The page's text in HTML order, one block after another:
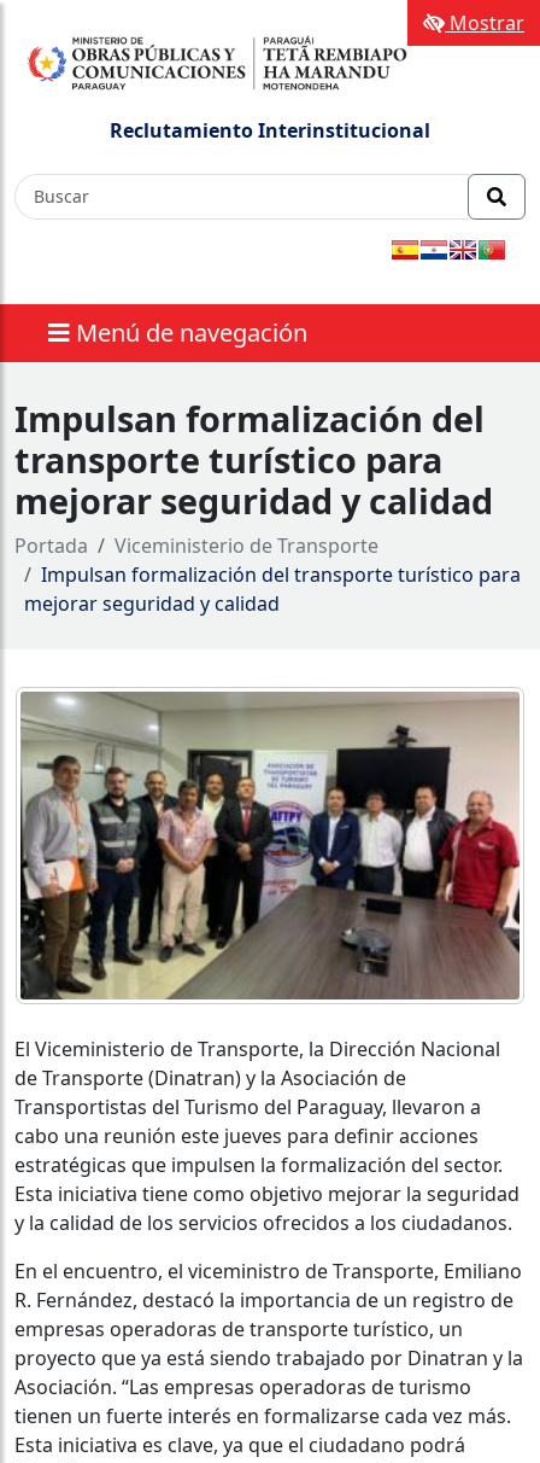
Reclutamiento Interinstitucional
Menú de navegación
Mostrar
Impulsan formalización del
transporte turístico para
mejorar seguridad y calidad
Portada
Viceministerio de Transporte
Impulsan formalización del transporte turístico para
mejorar seguridad y calidad
El Viceministerio de Transporte, la Dirección Nacional
de Transporte (Dinatran) y la Asociación de
Transportistas del Turismo del Paraguay, llevaron a
cabo una reunión este jueves para definir acciones
estratégicas que impulsen la formalización del sector.
Esta iniciativa tiene como objetivo mejorar la seguridad
y la calidad de los servicios ofrecidos a los ciudadanos.
En el encuentro, el viceministro de Transporte, Emiliano
R. Fernández, destacó la importancia de un registro de
empresas operadoras de transporte turístico, un
proyecto que ya está siendo trabajado por Dinatran y la
Asociación. “Las empresas operadoras de turismo
tienen un fuerte interés en formalizarse cada vez más.
Esta iniciativa es clave, ya que el ciudadano podrá